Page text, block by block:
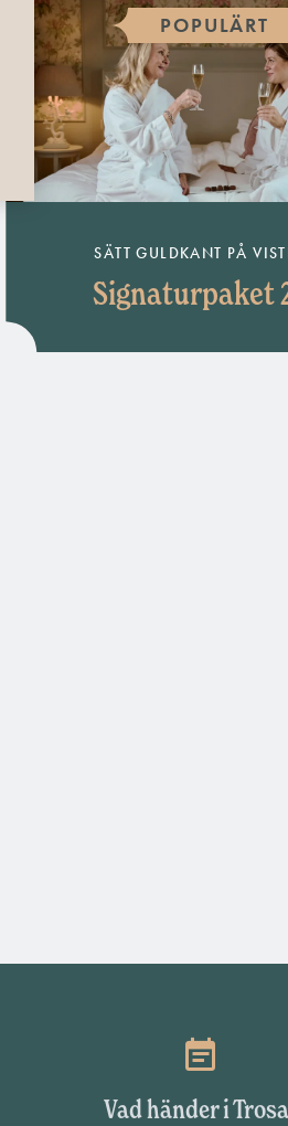
POPULÄRT
VAL
SÄTT GULDKANT PÅ
Signaturpaket
Vad händer i